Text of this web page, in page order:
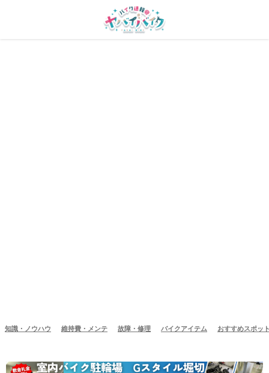
知識・ノウハウ 維持費・メンテ 故障・修理 バイクアイテム おすすめスポッ